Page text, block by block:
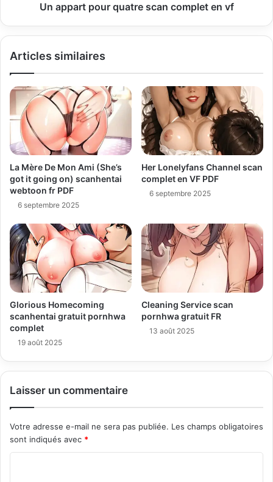
Un appart pour quatre scan complet en vf
Articles similaires
La Mère De Mon Ami (She’s
got it going on) scanhentai
webtoon fr PDF
6 septembre 2025
Her Lonelyfans Channel scan
complet en VF PDF
6 septembre 2025
Glorious Homecoming
scanhentai gratuit pornhwa
complet
19 août 2025
Cleaning Service scan
pornhwa gratuit FR
13 août 2025
Laisser un commentaire
Votre adresse e-mail ne sera pas publiée. Les champs obligatoires
sont indiqués avec *